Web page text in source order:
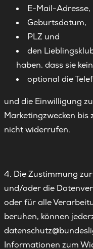
E-Mail-Adresse,
Geburtsdatum,
PLZ und
den
haben, dass sie
optional die
und die Einwilligung
Marketingzwecken bis
nicht widerrufen.
4. Die Zustimmung
und/oder die
oder für alle
beruhen, können
Informationen zum